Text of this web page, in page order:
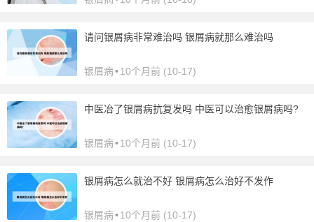
请问银屑病非常难治吗 银屑病就那么难治吗
银屑病•10个月前 (10-17)
中医冶了银屑病抗复发吗 中医可以治愈银屑病吗?
银屑病•10个月前 (10-17)
银屑病怎么就治不好 银屑病怎么治好不发作
银屑病•10个月前 (10-17)